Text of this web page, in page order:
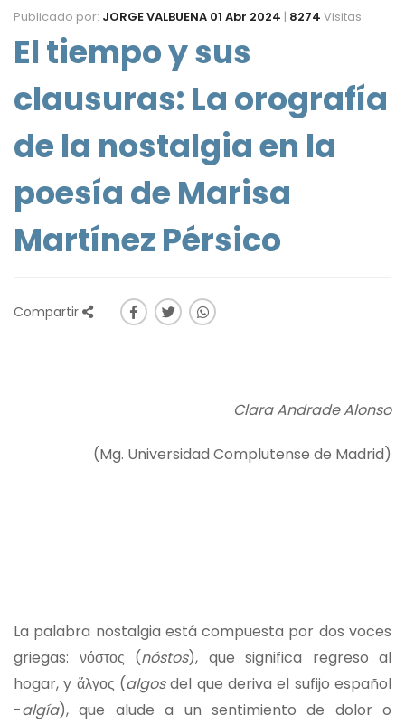
Publicado por: JORGE VALBUENA 01 Abr 2024 | 8274 Visitas
El tiempo y sus
clausuras: La orografía
de la nostalgia en la
poesía de Marisa
Martínez Pérsico
Compartir
Clara Andrade Alonso
(Mg. Universidad Complutense de Madrid)
La palabra nostalgia está compuesta por dos voces
griegas: νόστος (nóstos), que significa regreso al
hogar, y ἄλγος (algosdel que deriva el sufijo español
-algía), que alude a un sentimiento de dolor o